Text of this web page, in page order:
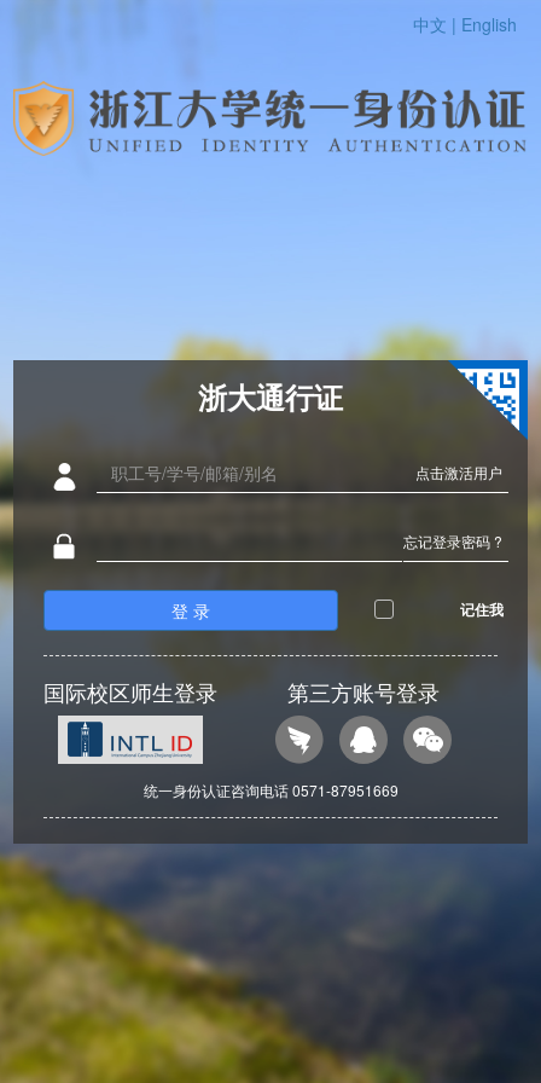
中文 | English
浙大通行证
点击激活用户
忘记登录密码 ?
登 录 记住我
国际校区师生登录 第三方账号登录
统一身份认证咨询电话 0571-87951669